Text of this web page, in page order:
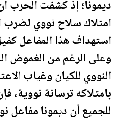
ديمونا؛ إذ كشفت الحرب
امتلاك سلاح نووي لضرب
استهداف هذا المفاعل
وعلى الرغم من الغموض
النووي للكيان وغياب
بامتلاكه ترسانة نووية،
للجميع أن ديمونا مفاعل